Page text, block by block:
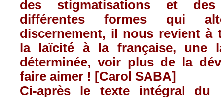
des stigmatisations et
différentes formes qui
discernement, il nous revient à
la laïcité à la française, une
déterminée, voir plus de la
faire aimer ! [Carol SABA]
Ci-après le texte intégral du